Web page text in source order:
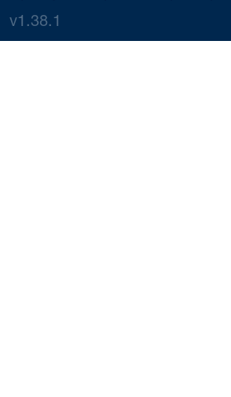
v1.38.1